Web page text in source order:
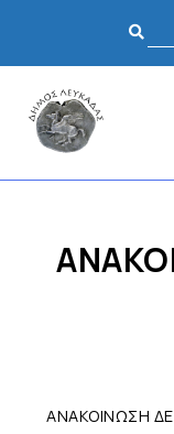
ΑΝΑΚΟΙΝΩΣΗ